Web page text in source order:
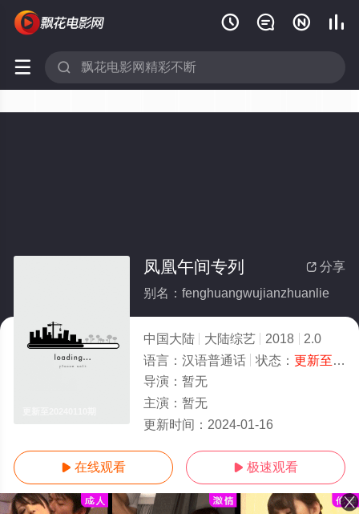
   
 
 分享
凤凰午间专列
别名：fenghuangwujianzhuanlie
中国大陆 大陆综艺 2018
2.0
语言： 汉语普通话 状态： 更新至20240110期
导演： 暂无
主演： 暂无
更新时间： 2024-01-16
 在线观看  极速观看